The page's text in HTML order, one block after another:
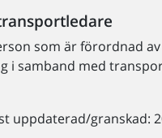
som är förordnad
i samband med
uppdaterad/granskad: